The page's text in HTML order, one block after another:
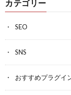
カテゴリー
SEO
SNS
おすすめプラグイ